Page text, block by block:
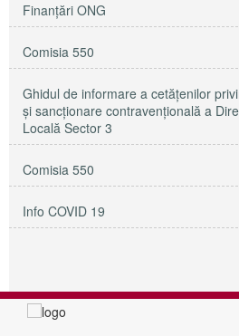
Finanțări ONG
Comisia 550
Ghidul de informare a cetățenilor
și sancționare contravențională a
Locală Sector 3
Comisia 550
Info COVID 19